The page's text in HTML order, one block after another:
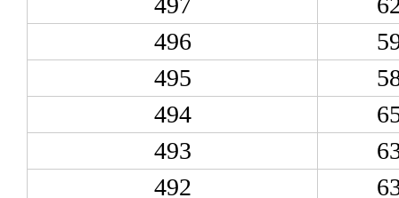
496
495
494
493
492